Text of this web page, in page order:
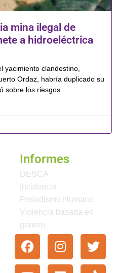
mina ilegal de
a hidroeléctrica
yacimiento clandestino,
Ordaz, habría duplicado su
sobre los riesgos
Informes
DESCA
Incidencia
Periodismo Humano
Violencia basada en
género